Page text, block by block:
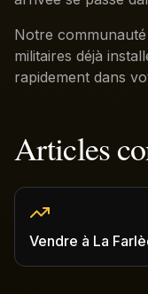
Notre
militaires déjà
rapidement dans
Articles
Vendre à La